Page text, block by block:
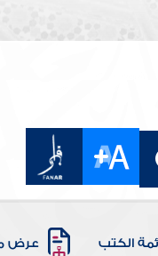
الكتب عرض